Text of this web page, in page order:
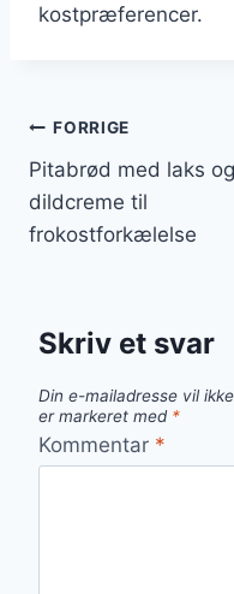
kostpræferencer.
FORRIGE
Pitabrød med laks og
dildcreme til
frokostforkælelse
Skriv et svar
Din e-mailadresse vil
er markeret med *
Kommentar *